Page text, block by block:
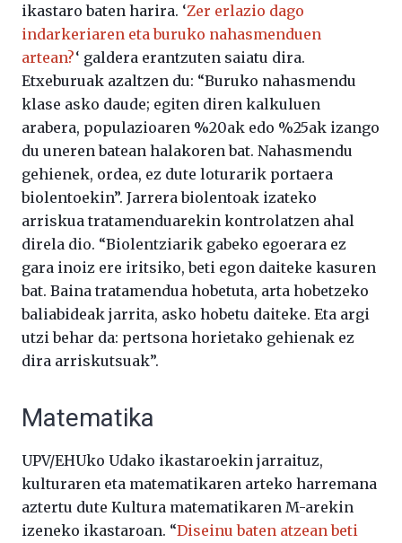
ikastaro baten harira. ‘Zer erlazio dago
indarkeriaren eta buruko nahasmenduen
artean?‘ galdera erantzuten saiatu dira.
Etxeburuak azaltzen du: “Buruko nahasmendu
klase asko daude; egiten diren kalkuluen
arabera, populazioaren %20ak edo %25ak izango
du uneren batean halakoren bat. Nahasmendu
gehienek, ordea, ez dute loturarik portaera
biolentoekin”. Jarrera biolentoak izateko
arriskua tratamenduarekin kontrolatzen ahal
direla dio. “Biolentziarik gabeko egoerara ez
gara inoiz ere iritsiko, beti egon daiteke kasuren
bat. Baina tratamendua hobetuta, arta hobetzeko
baliabideak jarrita, asko hobetu daiteke. Eta argi
utzi behar da: pertsona horietako gehienak ez
dira arriskutsuak”.
Matematika
UPV/EHUko Udako ikastaroekin jarraituz,
kulturaren eta matematikaren arteko harremana
aztertu dute Kultura matematikaren M-arekin
izeneko ikastaroan. “Diseinu baten atzean beti